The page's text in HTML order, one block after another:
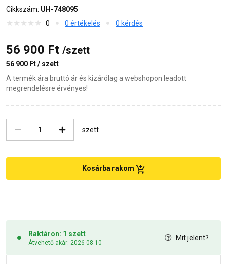
Cikkszám: UH-748095
0
0 értékelés 0 kérdés
56 900 Ft /szett
56 900 Ft / szett
A termék ára bruttó ár és kizárólag a webshopon leadott
megrendelésre érvényes!
szett
Kosárba rakom
Raktáron: 1 szett
Átvehető akár: 2026-08-10
Mit jelent?